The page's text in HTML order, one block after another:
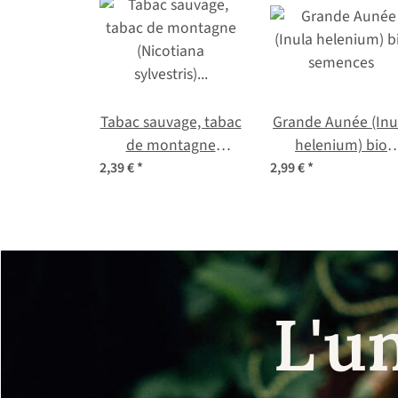
Tabac sauvage, tabac
de montagne
(Nicotiana sylvestris)
2,39 €*
Grande Aunée
helenium) bio
semences
2,99 €*